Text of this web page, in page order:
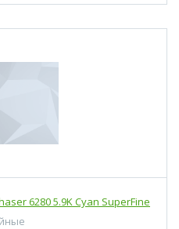
6280 5.9K Cyan SuperFine